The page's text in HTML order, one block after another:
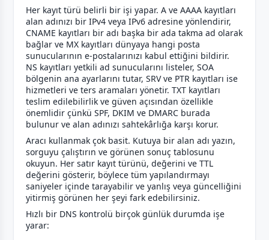
Her kayıt türü belirli bir işi yapar. A ve AAAA kayıtları
alan adınızı bir IPv4 veya IPv6 adresine yönlendirir,
CNAME kayıtları bir adı başka bir ada takma ad olarak
bağlar ve MX kayıtları dünyaya hangi posta
sunucularının e-postalarınızı kabul ettiğini bildirir.
NS kayıtları yetkili ad sunucularını listeler, SOA
bölgenin ana ayarlarını tutar, SRV ve PTR kayıtları ise
hizmetleri ve ters aramaları yönetir. TXT kayıtları
teslim edilebilirlik ve güven açısından özellikle
önemlidir çünkü SPF, DKIM ve DMARC burada
bulunur ve alan adınızı sahtekârlığa karşı korur.
Aracı kullanmak çok basit. Kutuya bir alan adı yazın,
sorguyu çalıştırın ve görünen sonuç tablosunu
okuyun. Her satır kayıt türünü, değerini ve TTL
değerini gösterir, böylece tüm yapılandırmayı
saniyeler içinde tarayabilir ve yanlış veya güncelliğini
yitirmiş görünen her şeyi fark edebilirsiniz.
Hızlı bir DNS kontrolü birçok günlük durumda işe
yarar: